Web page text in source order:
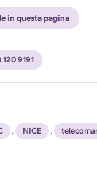
dei miei dati per
in questa pagina
120 9191
, NICE ,